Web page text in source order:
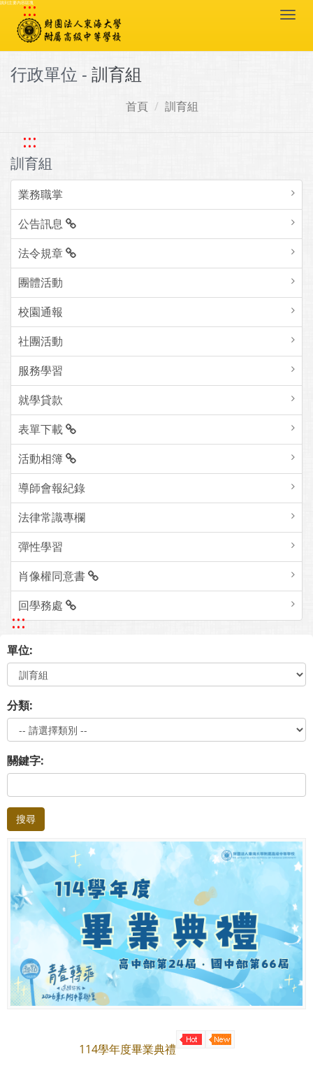
跳到主要內容區塊
:::
行政單位 - 訓育組
首頁 訓育組
:::
訓育組
業務職掌
公告訊息
法令規章
團體活動
校園通報
社團活動
服務學習
就學貸款
表單下載
活動相簿
導師會報紀錄
法律常識專欄
彈性學習
肖像權同意書
回學務處
:::
單位:
分類:
關鍵字:
搜尋
114學年度畢業典禮